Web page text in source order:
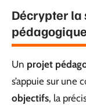
Décrypter la
Un projet
s’appuie sur une
objectifs, la